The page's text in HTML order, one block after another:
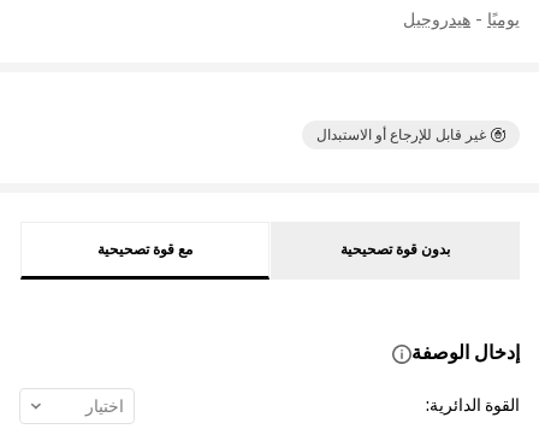
يوميًا - هيدروجيل
غير قابل للإرجاع أو الاستبدال
بدون قوة تصحيحية مع قوة تصحيحية
إدخال الوصفة
القوة الدائرية: اختيار